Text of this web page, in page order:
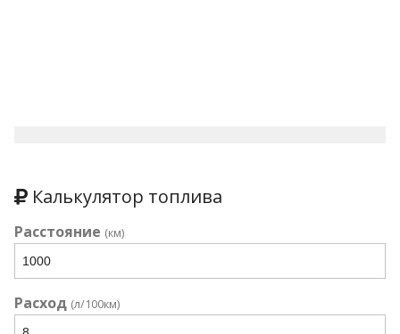
Калькулятор топлива
Расстояние (км)
Расход (л/100км)